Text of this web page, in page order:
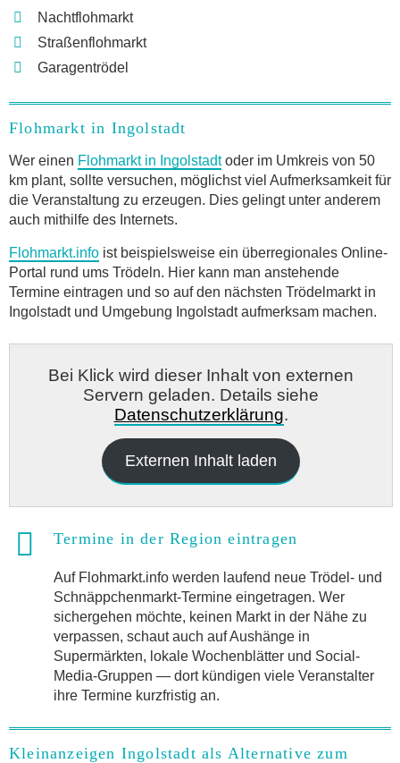
Nachtflohmarkt
Straßenflohmarkt
Garagentrödel
Flohmarkt in Ingolstadt
Wer einen Flohmarkt in Ingolstadtoder im Umkreis von 50
km plant, sollte versuchen, möglichst viel Aufmerksamkeit für
die Veranstaltung zu erzeugen. Dies gelingt unter anderem
auch mithilfe des Internets.
Flohmarkt.info ist beispielsweise ein überregionales Online-
Portal rund ums Trödeln. Hier kann man anstehende
Termine eintragen und so auf den nächsten Trödelmarkt in
Ingolstadt und Umgebung Ingolstadt aufmerksam machen.
Bei Klick wird dieser Inhalt von externen
Servern geladen. Details siehe
Datenschutzerklärung.
Externen Inhalt laden
Termine in der Region eintragen
Auf Flohmarkt.info werden laufend neue Trödel- und
Schnäppchenmarkt-Termine eingetragen. Wer
sichergehen möchte, keinen Markt in der Nähe zu
verpassen, schaut auch auf Aushänge in
Supermärkten, lokale Wochenblätter und Social-
Media-Gruppen — dort kündigen viele Veranstalter
ihre Termine kurzfristig an.
Kleinanzeigen Ingolstadt als Alternative zum